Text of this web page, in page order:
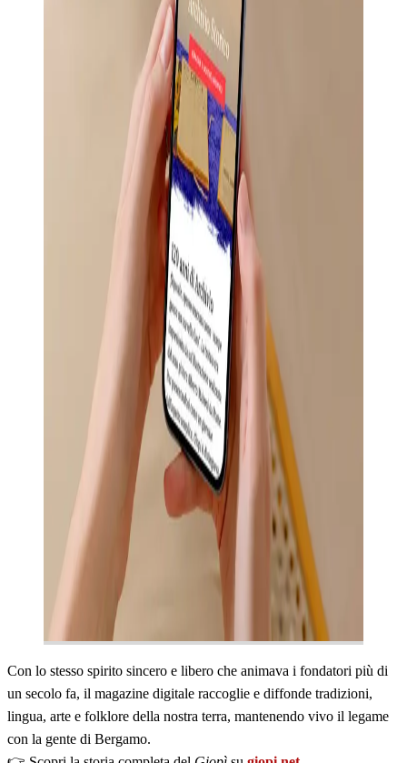
Con lo stesso spirito sincero e libero che animava i fondatori più di
un secolo fa, il magazine digitale raccoglie e diffonde tradizioni,
lingua, arte e folklore della nostra terra, mantenendo vivo il legame
con la gente di Bergamo.